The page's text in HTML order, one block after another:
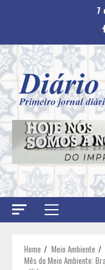
7
Primary
Home
Meio Ambiente
Mês do Meio Ambiente: